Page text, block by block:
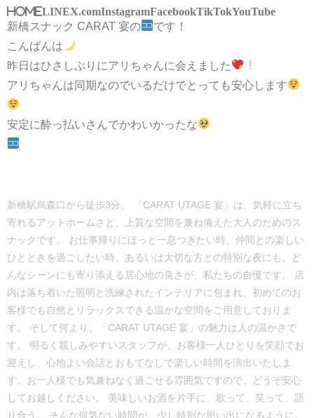
HOMELINEX.comInstagramFacebookTikTokYouTube
新橋スナック CARAT 宴の
です！
こんばんは
昨日はひさしぶりにアリちゃんに会えました
アリちゃんは同期なのでいるだけでとっても安心します
安定に酔っ払いさんでかわいかったな
新橋駅烏森口から徒歩3分。 「CARAT UTAGE 宴」は、気軽に立ち
寄れるアットホームさと、上質な空間を兼ね備えた大人のためのス
ナックです。 お仕事帰りにほっと一息つきたい時、仲間との楽しい
ひとときを過ごしたい時、あるいは大切な方との特別な夜にも。ど
んなシーンにも寄り添える居心地の良さが、私たちの自慢です。 店
内は落ち着いた照明と洗練されたインテリアに包まれ、初めてのお
客様でも自然とリラックスできる温かな空間をご用意しておりま
す。 そして何より、「CARAT UTAGE 宴」の魅力は人の温かさで
す。 明るく親しみやすいスタッフが、お客様一人ひとりを笑顔でお
迎えし、心地よい会話とおもてなしで楽しい時間を演出いたしま
す。お一人様でも気兼ねなく過ごせる雰囲気ですので、どうぞ安心
してお越しください。 美味しいお酒を片手に、歌って、笑って、語
り合う。 そんな何気ない時間が、少し特別な思い出になるように。